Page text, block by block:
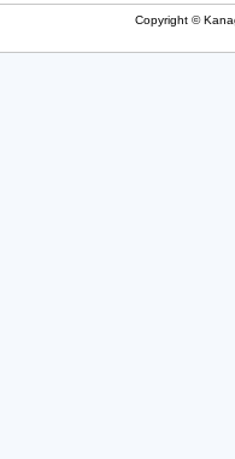
Copyright ©